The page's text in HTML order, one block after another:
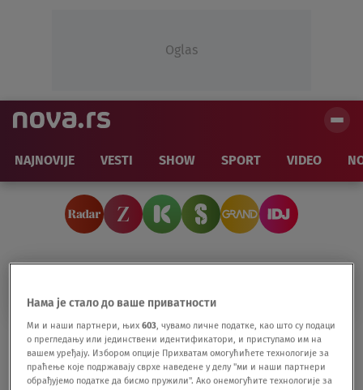
Oglas
NAJNOVIJE VESTI SHOW SPORT VIDEO
Čitulje Čaku Norisu i u beogradskim
novinama: "I sad budi car i sahrani samog
sebe"
Нама је стало до ваше приватности
Ми и наши партнери, њих603, чувамо личне податке, као што су подаци
о прегледању или јединствени идентификатори, и приступамо им на
вашем уређају. Избором опције Прихватам омогућићете технологије за
праћење које подржавају сврхе наведене у делу "ми и наши партнери
обрађујемо податке да бисмо пружили". Ако онемогућите технологије за